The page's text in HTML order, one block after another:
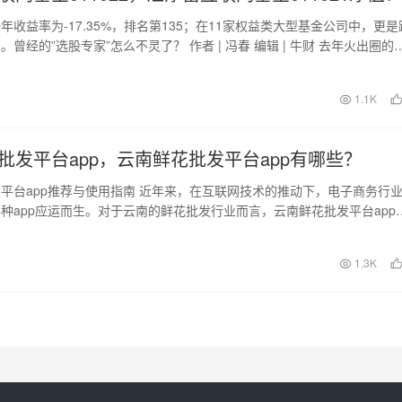
收益率为-17.35%，排名第135；在11家权益类大型基金公司中，更是
曾经的”选股专家”怎么不灵了？ 作者 | 冯春 编辑 | 牛财 去年火出圈的
1.1K
发平台app，云南鲜花批发平台app有哪些？
台app推荐与使用指南 近年来，在互联网技术的推动下，电子商务行业
app应运而生。对于云南的鲜花批发行业而言，云南鲜花批发平台app
1.3K